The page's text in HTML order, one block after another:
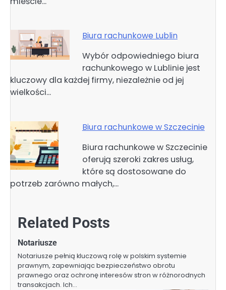
Biura rachunkowe Lublin
Wybór odpowiedniego biura
rachunkowego w Lublinie jest
kluczowy dla każdej firmy, niezależnie od jej
wielkości…
Biura rachunkowe w Szczecinie
Biura rachunkowe w Szczecinie
oferują szeroki zakres usług,
które są dostosowane do
potrzeb zarówno małych,…
Related Posts
Notariusze
Notariusze pełnią kluczową rolę w polskim systemie
prawnym, zapewniając bezpieczeństwo obrotu
prawnego oraz ochronę interesów stron w różnorodnych
transakcjach. Ich…